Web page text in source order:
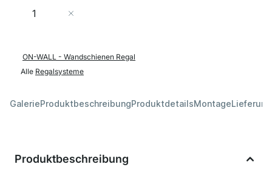
Menge
ON-WALL - Wandschienen Regal
Alle Regalsysteme
GalerieProduktbeschreibungProduktdetailsMontage
Produktbeschreibung